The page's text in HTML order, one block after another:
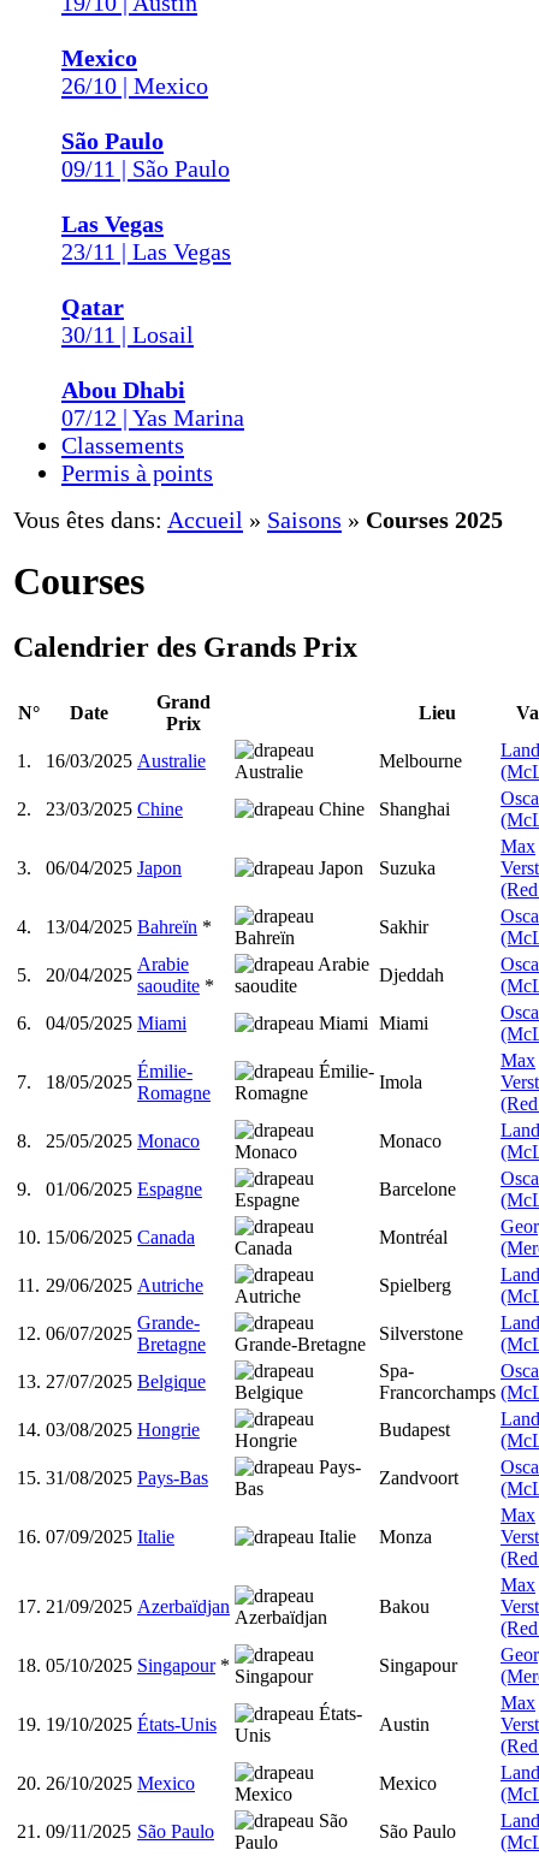
Mexico
26/10 | Mexico
São Paulo
09/11 | São Paulo
Las Vegas
23/11 | Las Vegas
Qatar
30/11 | Losail
Abou Dhabi
07/12 | Yas Marina
Classements
Permis à points
Vous êtes dans: Accueil » Saisons » Courses 2025
Courses
Calendrier des Grands Prix
N° Date
Grand
Prix
Lieu
1. 16/03/2025 Australie Melbourne
2.
23/03/2025 Chine Shanghai
3. 06/04/2025 Japon Suzuka
Max
4.
13/04/2025 Bahreïn * Sakhir
5.
20/04/2025
Arabie
saoudite *
Djeddah
6.
04/05/2025 Miami Miami
7. 18/05/2025
Émilie-
Romagne
Imola
Max
8.
25/05/2025 Monaco Monaco
9.
01/06/2025 Espagne Barcelone
10. 15/06/2025 Canada Montréal
11. 29/06/2025 Autriche Spielberg
12. 06/07/2025
Grande-
Bretagne
Silverstone
13. 27/07/2025 Belgique
Spa-
Francorchamps
14. 03/08/2025 Hongrie Budapest
15. 31/08/2025 Pays-Bas Zandvoort
16. 07/09/2025 Italie Monza
Max
17. 21/09/2025 Azerbaïdjan Bakou
Max
18. 05/10/2025 Singapour* Singapour
19. 19/10/2025 États-Unis Austin
Max
20. 26/10/2025 Mexico Mexico
21. 09/11/2025 São Paulo São Paulo